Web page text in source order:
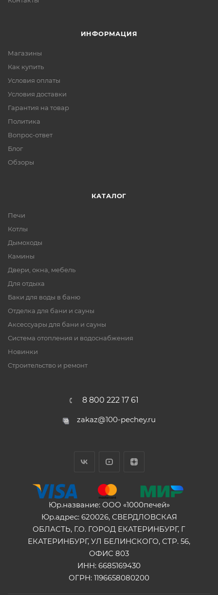
ИНФОРМАЦИЯ
Магазины
Как купить
Условия оплаты
Условия доставки
Гарантия на товар
Политика
Вопрос-ответ
Блог
Обзоры
КАТАЛОГ
Печи
Котлы
Дымоходы
Камины
Двери, окна, мебель
Для отдыха
Баки для воды в баню
Отделка для бани и сауны
Аксессуары для бани и сауны
Система отопления и водоснабжения
Новинки
Строительство и ремонт
8 800 222 17 61
zakaz@100-pechey.ru
Юр.название: ООО «1000печей»
Юр.адрес: 620026, СВЕРДЛОВСКАЯ
ОБЛАСТЬ, Г.О. ГОРОД ЕКАТЕРИНБУРГ, Г
ЕКАТЕРИНБУРГ, УЛ БЕЛИНСКОГО, СТР. 56,
ОФИС 803
ИНН: 6685169430
ОГРН: 1196658080200